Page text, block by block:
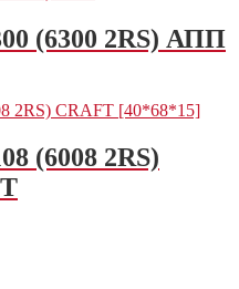
(6300 2RS) АПП
(6008 2RS)